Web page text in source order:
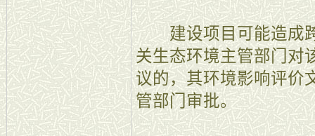
建设项目可能造成跨
关生态环境主管部门对
议的，其环境影响评价
管部门审批。